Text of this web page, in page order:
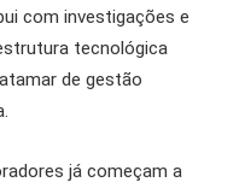
com investigações e
tecnológica
de gestão
já começam a